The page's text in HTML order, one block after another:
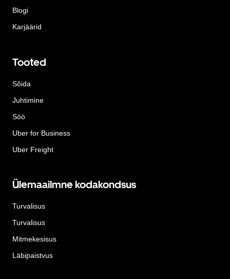
Blogi
Karjäärid
Tooted
Sõida
Juhtimine
Söö
Uber for Business
Uber Freight
Ülemaailmne kodakondsus
Turvalisus
Turvalisus
Mitmekesisus
Läbipaistvus